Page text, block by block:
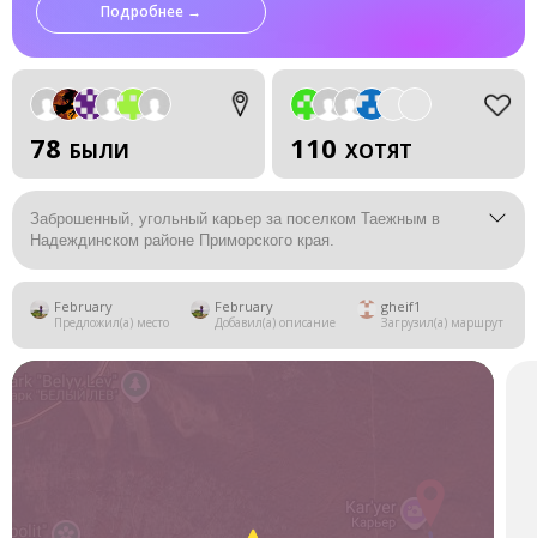
Подробнее →
78 БЫЛИ 110 ХОТЯТ
Заброшенный, угольный карьер за поселком Таежным в
Надеждинском районе Приморского края.
February
Предложил(а) место
February
Добавил(а) описание
gheif1
Загрузил(а) маршрут